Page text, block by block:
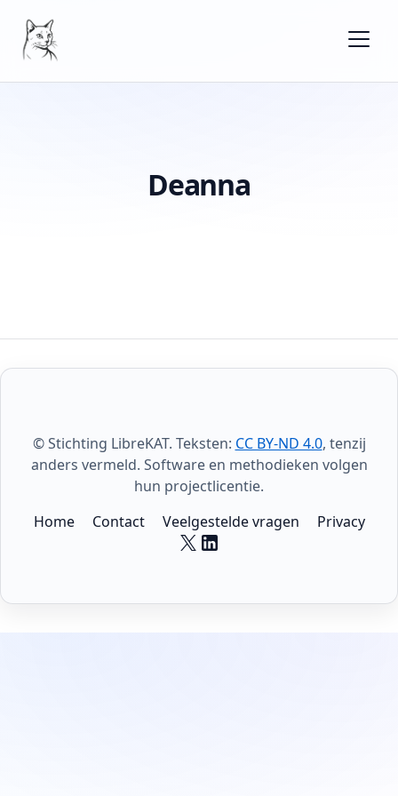
Deanna
© Stichting LibreKAT. Teksten: CC BY-ND 4.0, tenzij
anders vermeld. Software en methodieken volgen
hun projectlicentie.
Home
Contact Veelgestelde vragen Privacy